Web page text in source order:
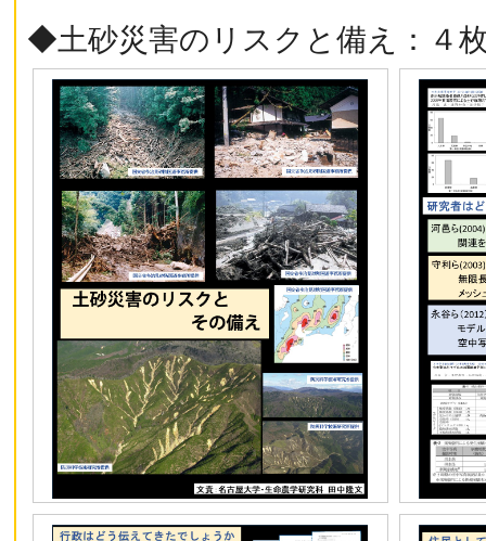
◆土砂災害のリスクと備え：４